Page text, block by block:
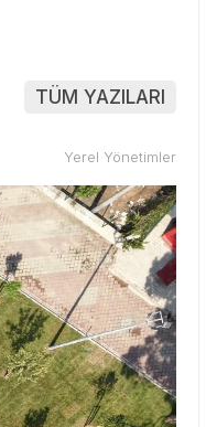
TÜM YAZILARI
Yerel Yönetimler